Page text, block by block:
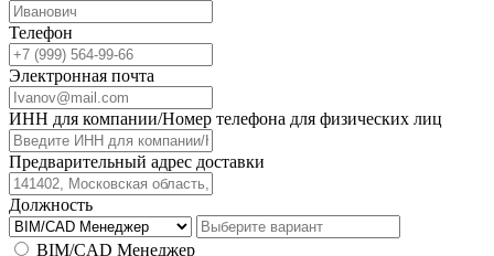
Телефон
Электронная почта
ИНН для компании/Номер телефона для физических лиц
Предварительный адрес доставки
Должность
BIM/CAD Менеджер